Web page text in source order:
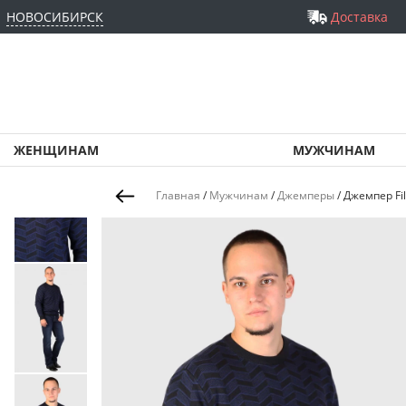
НОВОСИБИРСК Доставка
ЖЕНЩИНАМ МУЖЧИНАМ
Главная / Мужчинам /Джемперы/Джемпер